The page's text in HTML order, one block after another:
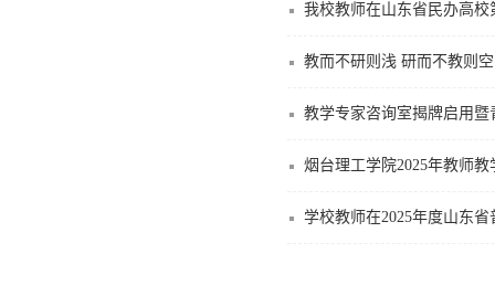
我校教师在山东省民办高
教而不研则浅 研而不教则
教学专家咨询室揭牌启用
烟台理工学院2025年教师
学校教师在2025年度山东